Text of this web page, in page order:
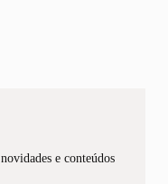
e conteúdos